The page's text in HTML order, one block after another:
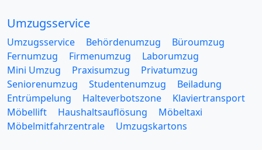
Umzugsservice
Umzugsservice Behördenumzug
Büroumzug
Fernumzug
Firmenumzug
Laborumzug
Mini Umzug
Praxisumzug
Privatumzug
Seniorenumzug
Studentenumzug
Beiladung
Entrümpelung
Halteverbotszone
Klaviertransport
Möbellift
Haushaltsauflösung
Möbeltaxi
Möbelmitfahrzentrale
Umzugskartons